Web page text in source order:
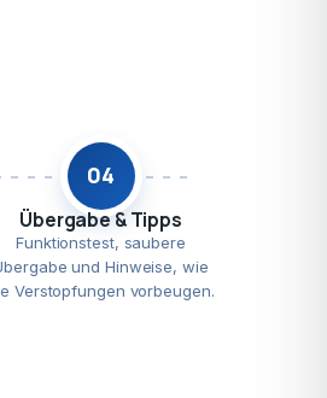
04
Übergabe & Tipps
Funktionstest, saubere
und Hinweise, wie
Verstopfungen vorbeugen.